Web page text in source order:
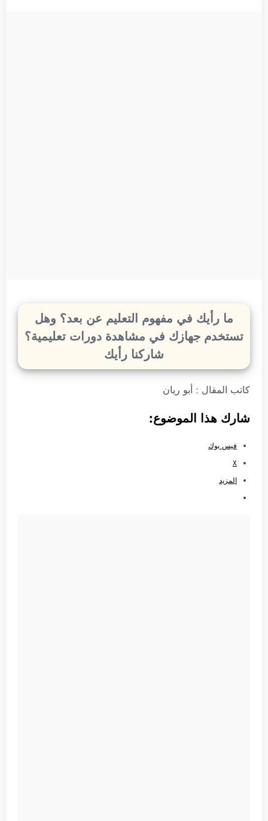
ما رأيك في مفهوم التعليم عن بعد؟ وهل
تستخدم جهازك في مشاهدة دورات تعليمية؟
شاركنا رأيك
كاتب المقال : أبو ريان
شارك هذا الموضوع:
فيس بوك
X
المزيد